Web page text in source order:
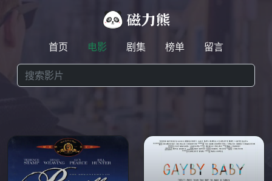
首页 电影 剧集 榜单 留言